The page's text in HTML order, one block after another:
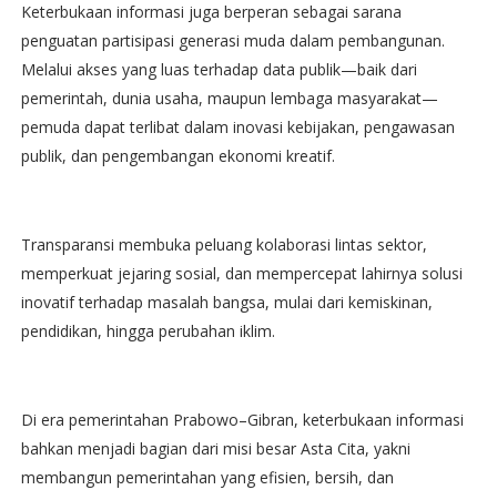
Keterbukaan informasi juga berperan sebagai sarana
penguatan partisipasi generasi muda dalam pembangunan.
Melalui akses yang luas terhadap data publik—baik dari
pemerintah, dunia usaha, maupun lembaga masyarakat—
pemuda dapat terlibat dalam inovasi kebijakan, pengawasan
publik, dan pengembangan ekonomi kreatif.
Transparansi membuka peluang kolaborasi lintas sektor,
memperkuat jejaring sosial, dan mempercepat lahirnya solusi
inovatif terhadap masalah bangsa, mulai dari kemiskinan,
pendidikan, hingga perubahan iklim.
Di era pemerintahan Prabowo–Gibran, keterbukaan informasi
bahkan menjadi bagian dari misi besar Asta Cita, yakni
membangun pemerintahan yang efisien, bersih, dan